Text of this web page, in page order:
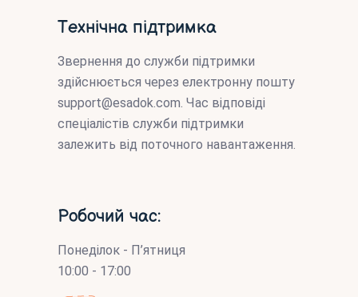
Технічна підтримка
Звернення до служби підтримки
здійснюється через електронну пошту
support@esadok.com . Час відповіді
спеціалістів служби підтримки
залежить від поточного навантаження.
Робочий час:
Понеділок - П’ятниця
10:00 - 17:00